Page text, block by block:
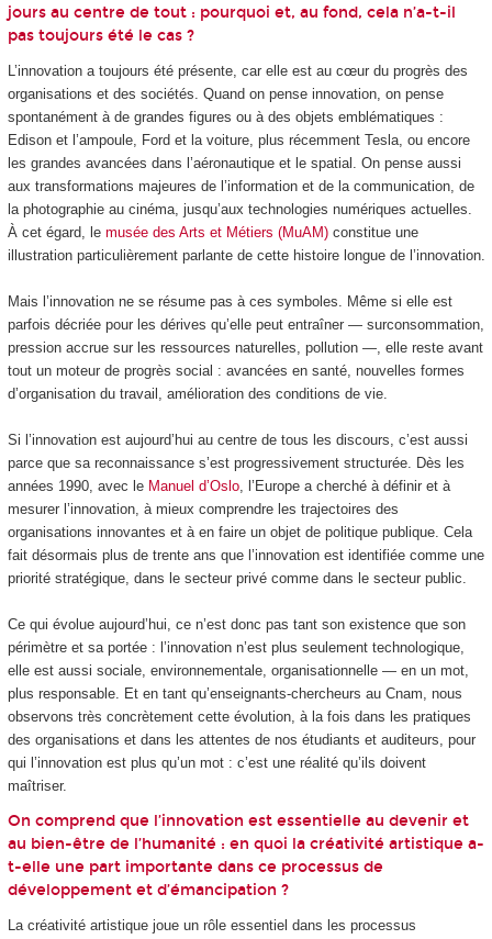
jours au centre de tout : pourquoi et, au fond, cela n’a-t-il
pas toujours été le cas ?
L’innovation a toujours été présente, car elle est au cœur du progrès des
organisations et des sociétés. Quand on pense innovation, on pense
spontanément à de grandes figures ou à des objets emblématiques :
Edison et l’ampoule, Ford et la voiture, plus récemment Tesla, ou encore
les grandes avancées dans l’aéronautique et le spatial. On pense aussi
aux transformations majeures de l’information et de la communication, de
la photographie au cinéma, jusqu’aux technologies numériques actuelles.
À cet égard, le musée des Arts et Métiers (MuAM)constitue une
illustration particulièrement parlante de cette histoire longue de l’innovation.
Mais l’innovation ne se résume pas à ces symboles. Même si elle est
parfois décriée pour les dérives qu’elle peut entraîner — surconsommation,
pression accrue sur les ressources naturelles, pollution —, elle reste avant
tout un moteur de progrès social : avancées en santé, nouvelles formes
d’organisation du travail, amélioration des conditions de vie.
Si l’innovation est aujourd’hui au centre de tous les discours, c’est aussi
parce que sa reconnaissance s’est progressivement structurée. Dès les
années 1990, avec le Manuel d’Oslo, l’Europe a cherché à définir et à
mesurer l’innovation, à mieux comprendre les trajectoires des
organisations innovantes et à en faire un objet de politique publique. Cela
fait désormais plus de trente ans que l’innovation est identifiée comme une
priorité stratégique, dans le secteur privé comme dans le secteur public.
Ce qui évolue aujourd’hui, ce n’est donc pas tant son existence que son
périmètre et sa portée : l’innovation n’est plus seulement technologique,
elle est aussi sociale, environnementale, organisationnelle — en un mot,
plus responsable. Et en tant qu’enseignants-chercheurs au Cnam, nous
observons très concrètement cette évolution, à la fois dans les pratiques
des organisations et dans les attentes de nos étudiants et auditeurs, pour
qui l’innovation est plus qu’un mot : c’est une réalité qu’ils doivent
maîtriser.
On comprend que l’innovation est essentielle au devenir et
au bien-être de l’humanité : en quoi la créativité artistique a-
t-elle une part importante dans ce processus de
développement et d’émancipation ?
La créativité artistique joue un rôle essentiel dans les processus